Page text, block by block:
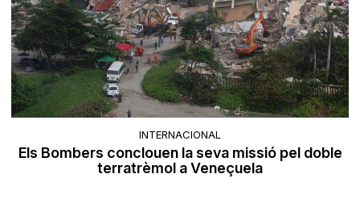
INTERNACIONAL
Els Bombers conclouen la seva missió pel doble
terratrèmol a Veneçuela